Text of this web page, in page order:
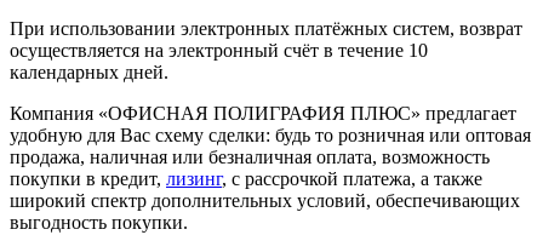
При использовании электронных платёжных систем, возврат
осуществляется на электронный счёт в течение 10
календарных дней.
Компания «ОФИСНАЯ ПОЛИГРАФИЯ ПЛЮС» предлагает
удобную для Вас схему сделки: будь то розничная или оптовая
продажа, наличная или безналичная оплата, возможность
покупки в кредит, лизинг, с рассрочкой платежа, а также
широкий спектр дополнительных условий, обеспечивающих
выгодность покупки.